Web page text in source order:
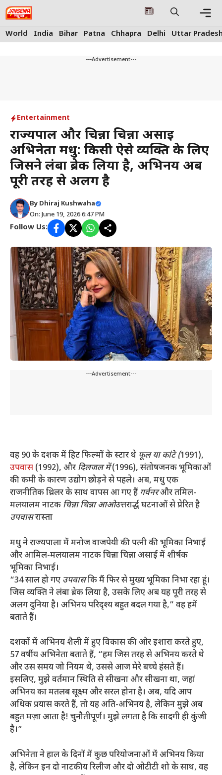
Skip
to
content
World India Bihar Patna Chhapra Delhi Uttar
---Advertisement---
Entertainment
राज्यपाल और चिन्ना चिन्ना असाई
अभिनेता मधु: किसी ऐसे व्यक्ति के लिए
जिसने लंबा ब्रेक लिया है, अभिनय अब
पूरी तरह से अलग है
By Dhiraj Kushwaha
On: June 19, 2026 6:47 PM
Follow Us:
---Advertisement---
वह 90 के दशक में हिट फिल्मों के स्टार थे फूल या कांटे (1991),
उपवास (1992), और दिलजल में(1996), संतोषजनक भूमिकाओं
की कमी के कारण उद्योग छोड़ने से पहले। अब, मधु एक
राजनीतिक थ्रिलर के साथ वापस आ गए हैं गर्वनरऔर तमिल-
मलयालम नाटक चिन्ना चिन्ना आओउत्तरार्द्ध घटनाओं से प्रेरित है
उपवासरास्ता
मधु ने राज्यपाला में मनोज वाजपेयी की पत्नी की भूमिका निभाई
और आमिल-मलयालम नाटक चिन्ना चिन्ना असाई में शीर्षक
भूमिका निभाई।
“34 साल हो गए उपवासकि मैं फिर से मुख्य भूमिका निभा रहा हूं।
जिस व्यक्ति ने लंबा ब्रेक लिया है, उसके लिए अब यह पूरी तरह से
अलग दुनिया है। अभिनय परिदृश्य बहुत बदल गया है,” वह हमें
बताते हैं।
दशकों में अभिनय शैली में हुए विकास की ओर इशारा करते हुए,
57 वर्षीय अभिनेता बताते हैं, “हम जिस तरह से अभिनय करते थे
और उस समय जो नियम थे, उससे आज मेरे बच्चे हंसते हैं।
इसलिए, मुझे वर्तमान स्थिति से सीखना और सीखना था, जहां
अभिनय का मतलब सूक्ष्म और सरल होना है। अब, यदि आप
अधिक प्रयास करते हैं, तो यह अति-अभिनय है, लेकिन मुझे अब
बहुत मज़ा आता है! चुनौतीपूर्ण। मुझे लगता है कि सादगी ही कुंजी
है।”
अभिनेता ने हाल के दिनों में कुछ परियोजनाओं में अभिनय किया
है, लेकिन इन दो नाटकीय रिलीज और दो ओटीटी शो के साथ, वह